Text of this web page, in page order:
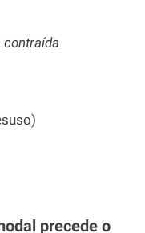
contraída
precede o